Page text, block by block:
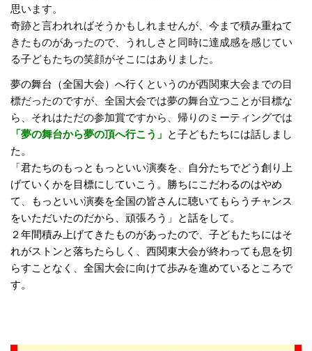
思います。
奇跡と言われればそうかもしれませんが、今まで積み重ねて
きたものがあったので、うれしさと同時に達成感を感じてい
る子どもたちの笑顔がそこにはありました。
夢の舞台（全国大会）へ行く というのが西関東大会までの目
標だったのですが、全国大会では夢の舞台立つことが目標な
ら、それはただの参加賞ですから、帰りのミーティングでは
「夢の舞台から夢の頂へ行こう 」 と子どもたちには話しまし
た。
「君たちのもっともっといい演奏を、自分たちでどう創り上
げていくかを目標にしていこう。勝ちにこだわるのはやめ
て、もっといい演奏を全国の皆さんに聴いてもらうチャンス
をいただいたのだから、頑張ろう」と話をして。
２年間積み上げてきたものがあったので、子どもたちにはそ
れがストンと落ちたらしく、西関東大会が終わっても息を切
らすことなく、全国大会に向けて歩みを進めているところで
す。